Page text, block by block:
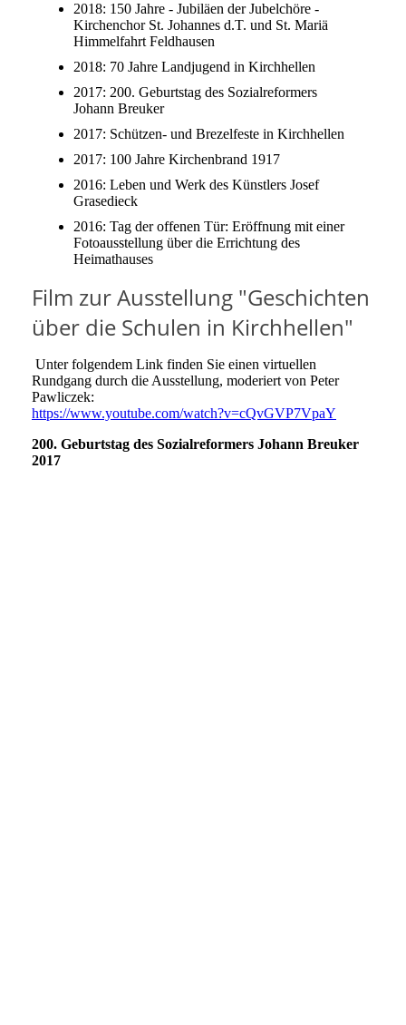
2018: 150 Jahre - Jubiläen der Jubelchöre -
Kirchenchor St. Johannes d.T. und St. Mariä
Himmelfahrt Feldhausen
2018: 70 Jahre Landjugend in Kirchhellen
2017: 200. Geburtstag des Sozialreformers
Johann Breuker
2017: Schützen- und Brezelfeste in Kirchhellen
2017: 100 Jahre Kirchenbrand 1917
2016: Leben und Werk des Künstlers Josef
Grasedieck
2016: Tag der offenen Tür: Eröffnung mit einer
Fotoausstellung über die Errichtung des
Heimathauses
Film zur Ausstellung "Geschichten
über die Schulen in Kirchhellen"
Unter folgendem Link finden Sie einen virtuellen
Rundgang durch die Ausstellung, moderiert von Peter
Pawliczek:
https://www.youtube.com/watch?v=cQvGVP7VpaY
200. Geburtstag des Sozialreformers Johann Breuker
2017